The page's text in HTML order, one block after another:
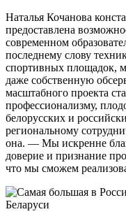
Наталья Кочанова
предоставлена
современном
последнему слову
спортивных площадок,
даже собственную
масштабного проекта
профессионализму,
белорусских и
региональному
она. — Мы искренне
доверие и признание
что мы сможем